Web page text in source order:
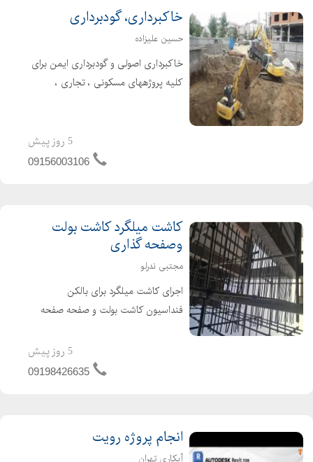
خاکبرداری، گودبرداری
حسین علیزاده
خاکبرداری اصولی و گودبرداری ایمن برای
کلیه پروژههای مسکونی ، تجاری ،
کامل استانداردهای ایمنی · عملیات
راهسازی شامل زیرسازی ...
5 روز پیش
09156003106
کاشت میلگرد کاشت بولت
وصفحه گذاری
مجتبی ندرلو
اجرای کاشت میلگرد برای بالکن
فنداسیون کاشت بولت و صفحه صفحه
حداقل زمان شبانه روزی ( کاشت میلگرد
کاشت بولت وصفحه گذاری )
5 روز پیش
09198426635
انجام پروژه رویت
آبکاری تهران